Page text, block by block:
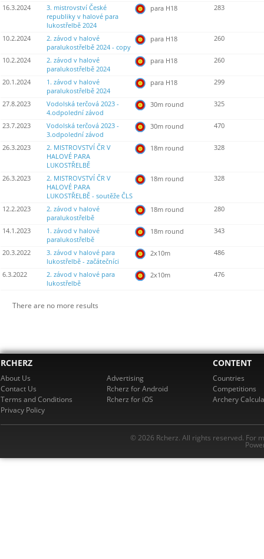
16.3.2024
3. mistrovství České
republiky v halové para
lukostřelbě 2024
para H18 283
10.2.2024
2. závod v halové
paralukostřelbě 2024 - copy
para H18 260
10.2.2024
2. závod v halové
paralukostřelbě 2024
para H18 260
20.1.2024
1. závod v halové
paralukostřelbě 2024
para H18 299
27.8.2023
Vodolská terčová 2023 -
4.odpolední závod
30m round 325
23.7.2023
Vodolská terčová 2023 -
3.odpolední závod
30m round 470
26.3.2023
2. MISTROVSTVÍ ČR V
HALOVÉ PARA
LUKOSTŘELBĚ
18m round 328
26.3.2023
2. MISTROVSTVÍ ČR V
HALOVÉ PARA
LUKOSTŘELBĚ - soutěže ČLS
18m round 328
12.2.2023
2. závod v halové
paralukostřelbě
18m round 280
14.1.2023
1. závod v halové
paralukostřelbě
18m round 343
20.3.2022
3. závod v halové para
lukostřelbě - začátečníci
2x10m 486
6.3.2022
2. závod v halové para
lukostřelbě
2x10m 476
There are no more results
RCHERZ
About Us
Contact Us
Terms and Conditions
Privacy Policy
Advertising
Rcherz for Android
Rcherz for iOS
CONTENT
Countries
Competitions
Archery
© 2026 Rcherz. All rights reserved. For